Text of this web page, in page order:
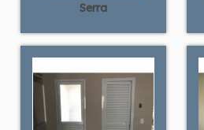
Serra